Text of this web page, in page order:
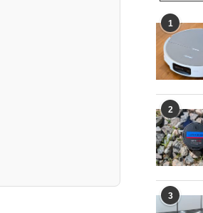
1
2
3